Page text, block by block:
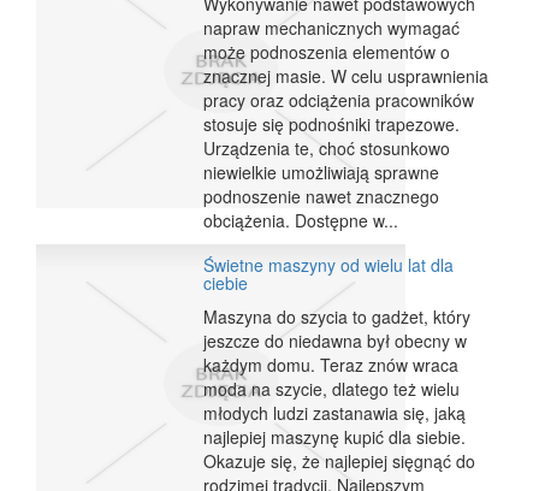
napraw mechanicznych wymagać
może podnoszenia elementów o
znacznej masie. W celu usprawnienia
pracy oraz odciążenia pracowników
stosuje się podnośniki trapezowe.
Urządzenia te, choć stosunkowo
niewielkie umożliwiają sprawne
podnoszenie nawet znacznego
obciążenia. Dostępne w...
Świetne maszyny od wielu lat dla
ciebie
Maszyna do szycia to gadżet, który
jeszcze do niedawna był obecny w
każdym domu. Teraz znów wraca
moda na szycie, dlatego też wielu
młodych ludzi zastanawia się, jaką
najlepiej maszynę kupić dla siebie.
Okazuje się, że najlepiej sięgnąć do
rodzimej tradycji. Najlepszym